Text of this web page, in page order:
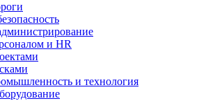
и HR
и технология